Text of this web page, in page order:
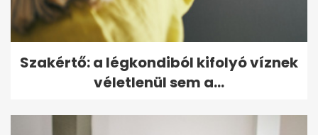
Szakértő: a légkondiból kifolyó víznek
véletlenül sem a...